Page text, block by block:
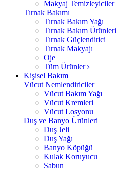
Makyaj Temizleyiciler
Tırnak Bakımı
Tırnak Bakım Yağı
Tırnak Bakım Ürünleri
Tırnak Güçlendirici
Tırnak Makyajı
Oje
Tüm Ürünler
Kişisel Bakım
Vücut Nemlendiriciler
Vücut Bakım Yağı
Vücut Kremleri
Vücut Losyonu
Duş ve Banyo Ürünleri
Duş Jeli
Duş Yağı
Banyo Köpüğü
Kulak Koruyucu
Sabun